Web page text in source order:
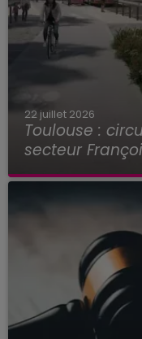
22 juillet 2026
Toulouse :
secteur